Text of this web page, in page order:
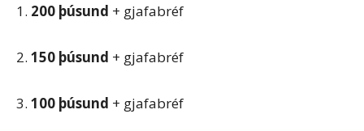
1. 200 þúsund + gjafabréf
2. 150 þúsund + gjafabréf
3. 100 þúsund + gjafabréf